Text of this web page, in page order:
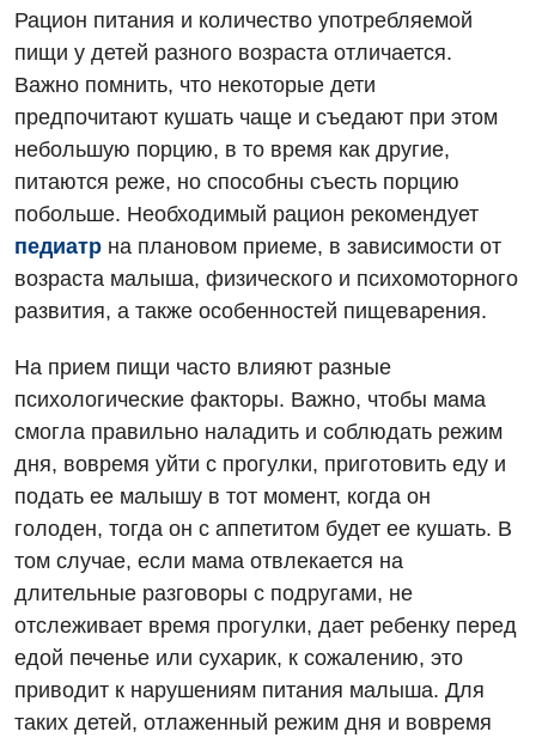
Интернатура
Бесплатные операции
Энциклопедия
Программа лояльности
Видео
Ангиографические исследования
Диагностическое отделение
Компьютерная томография
Магнитно-резонансная томография
Маммография
Нейросонография
УЗИ
Эндоскопическое отделение
Для взрослых
Акушерство и гинекология
Аллергология, иммунология
Андрология
Бесплатные услуги
Вакцинация
Гинекологическое отделение
Диагностическое отделение
Дневной стационар
Онкологическое отделение
Отдел госпитализации
Отделение интенсивной терапии
Отделение неотложных состояний
Офтальмологическое отделение
Педиатрическое отделение
Терапевтическое отделение
Травматологическое отделение
Урологическое отделение
Хирургическое отделение
Декларирование
Лечение острого инфаркта
Национальный скрининг здоровья 40+
Украинский
Русский
Рацион питания и количество употребляемой
пищи у детей разного возраста отличается.
Важно помнить, что некоторые дети
предпочитают кушать чаще и съедают при этом
небольшую порцию, в то время как другие,
питаются реже, но способны съесть порцию
побольше. Необходимый рацион рекомендует
педиатр на плановом приеме, в зависимости от
возраста малыша, физического и психомоторного
развития, а также особенностей пищеварения.
На прием пищи часто влияют разные
психологические факторы. Важно, чтобы мама
смогла правильно наладить и соблюдать режим
дня, вовремя уйти с прогулки, приготовить еду и
подать ее малышу в тот момент, когда он
голоден, тогда он с аппетитом будет ее кушать. В
том случае, если мама отвлекается на
длительные разговоры с подругами, не
отслеживает время прогулки, дает ребенку перед
едой печенье или сухарик, к сожалению, это
приводит к нарушениям питания малыша. Для
таких детей, отлаженный режим дня и вовремя